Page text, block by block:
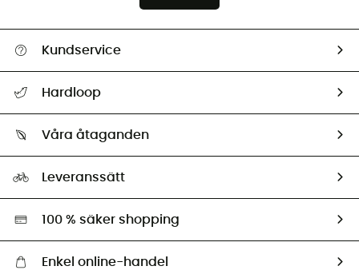
Kundservice
Retur & återbetalning
Hardloop
Ambassadörer
Våra åtaganden
Miljöanpassat urval
Leveranssätt
100 % säker shopping
Enkel online-handel